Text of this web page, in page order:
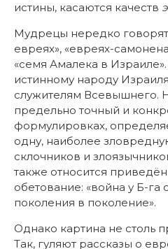
истины, касаются качеств
Мудрецы нередко
евреях», «евреях-
«семя Амалека в
истинному народу
служителям Всевышнего.
предельно точный и
формулировках,
одну, наиболее
склочников и
также относится
обетование: «война у Б-га
поколения в поколение».
Однако картина не столь
Так, гуляют рассказы о